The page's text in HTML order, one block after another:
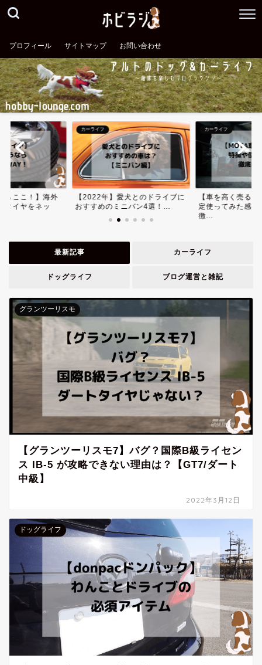
プロフィール サイトマップ お問い合わせ
らここ！】海外
タイヤをネッ
カーライフ
【2022年】愛犬とのドライブに
おすすめのミニバン4選！...
カーライフ
【車を高く売る
定使ってみた感想
徴...
最新記事 カーライフ
ドッグライフ ブログ運営と雑記
グランツーリスモ
【グランツーリスモ7】バグ？国際B級ライセン
ス IB-5 が攻略できない理由は？【GT7/ダート
中級】
2022年3月12日
ドッグライフ